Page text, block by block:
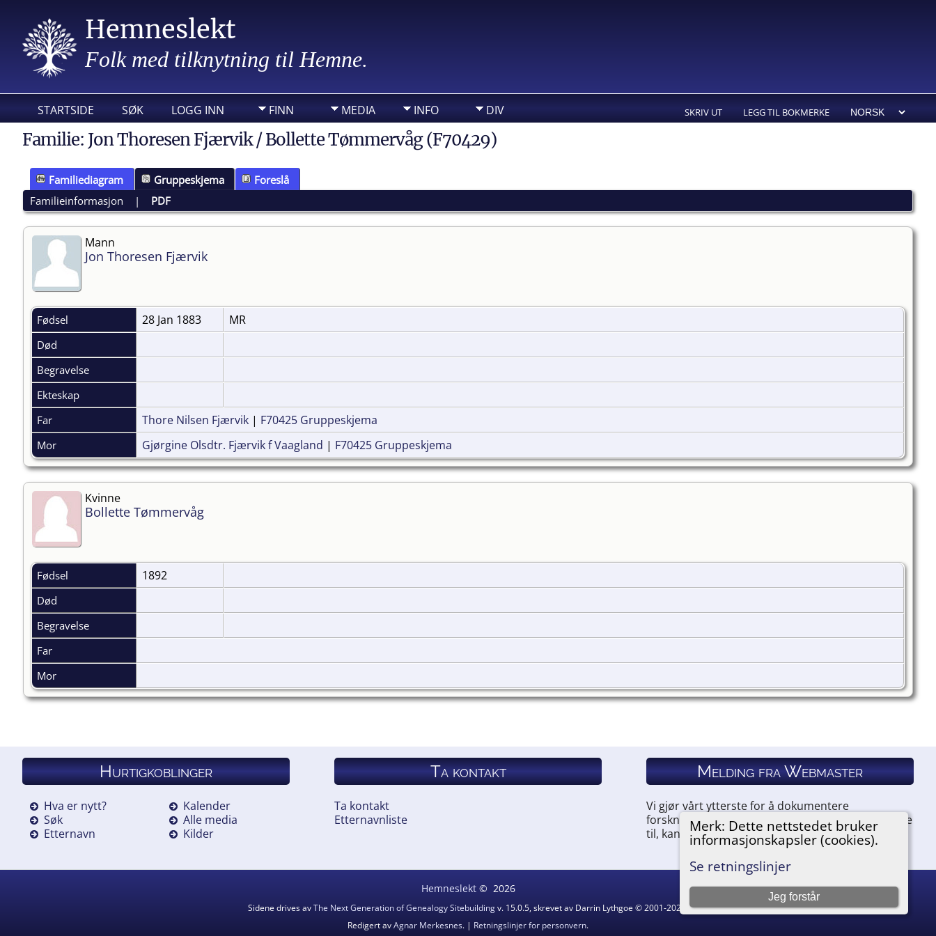
Hemneslekt
Folk med tilknytning til Hemne.
STARTSIDE SØK LOGG INN FINN MEDIA INFO DIV SKRIV UT LEGG TIL BOKMERKE
Merk: Dette nettstedet bruker
informasjonskapsler (cookies).
Se retningslinjer
Jeg forstår
Familie: Jon Thoresen Fjærvik / Bollette Tømmervåg (F70429)
Familiediagram Gruppeskjema
Foreslå
Familieinformasjon | PDF
Mann
Jon Thoresen Fjærvik
Fødsel 28 Jan 1883 MR
Død
Begravelse
Ekteskap
Far
Thore Nilsen Fjærvik | F70425 Gruppeskjema
Mor Gjørgine Olsdtr. Fjærvik f Vaagland | F70425 Gruppeskjema
Kvinne
Bollette Tømmervåg
Fødsel 1892
Død
Begravelse
Far
Mor
Hurtigkoblinger
Hva er nytt?
Søk
Etternavn
Kalender
Alle media
Kilder
Ta kontakt
Ta kontakt
Etternavnliste
Melding fra Webmaster
Vi gjør vårt ytterste for å dokumentere
forskningen vår. Hvis du har noe du ønsker å legge
til, kan du kontakte oss.
Hemneslekt© 2026
Sidene drives avThe Next Generation of Genealogy Sitebuildingv. 15.0.5, skrevet av Darrin Lythgoe © 2001-2026.
Redigert avAgnar Merkesnes. | Retningslinjer for personvern.